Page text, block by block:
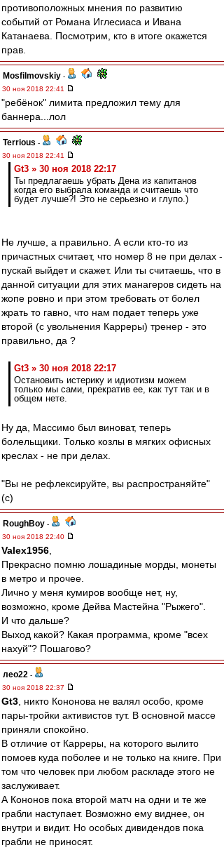
противоположных мнения по развитию
событий от Романа Иглесиаса и Ивана
Катанаева. Посмотрим, кто в итоге окажется
прав.
Mosfilmovskiy -
30 ноя 2018 22:41
"ребёнок" лимита предложил тему для
баннера...лол
Terrious -
30 ноя 2018 22:41
Gt3 » 30 ноя 2018 22:17
Ты предлагаешь убрать Дена из капитанов
когда его выбрала команда и считаешь что
будет лучше?! Это не серьезно и глупо.)
Не лучше, а правильно. А если кто-то из
причастных считает, что номер 8 не при делах -
пускай выйдет и скажет. Или ты считаешь, что в
данной ситуации для этих манагеров сидеть на
жопе ровно и при этом требовать от болел
жрать то гавно, что нам подает теперь уже
второй (с увольнения Карреры) тренер - это
правильно, да ?
Gt3 » 30 ноя 2018 22:17
Остановить истерику и идиотизм можем
только мы сами, прекратив ее, как тут так и в
общем нете.
Ну да, Массимо был виноват, теперь
болельщики. Только козлы в мягких офисных
креслах - не при делах.
"Вы не рефлексируйте, вы распространяйте"
(с)
RoughBoy -
30 ноя 2018 22:40
Valex1956
Прекрасно помню лошадиные морды, монеты
в метро и прочее.
Лично у меня кумиров вообще нет, ну,
возможно, кроме Дейва Мастейна "Рыжего".
И что дальше?
Выход какой? Какая программа, кроме "всех
нахуй"? Пошагово?
лео22 -
30 ноя 2018 22:37
Gt3 , никто Кононова не валял особо, кроме
пары-тройки активистов тут. В основной массе
приняли спокойно.
В отличие от Карреры, на которого вылито
помоев куда поболее и не только на книге. При
том что человек при любом раскладе этого не
заслуживает.
А Кононов пока второй матч на одни и те же
грабли наступает. Возможно ему виднее, он
внутри и видит. Но особых дивидендов пока
грабли не приносят.